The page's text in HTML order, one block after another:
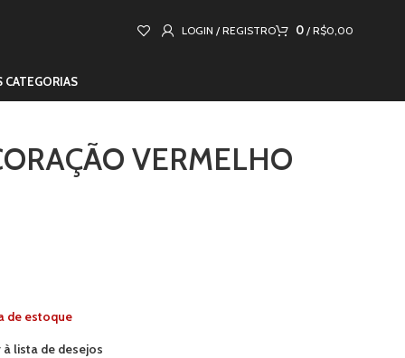
LOGIN / REGISTRO 0 / R$0,00
CATEGORIAS
VERMELHO
de estoque
à lista de desejos